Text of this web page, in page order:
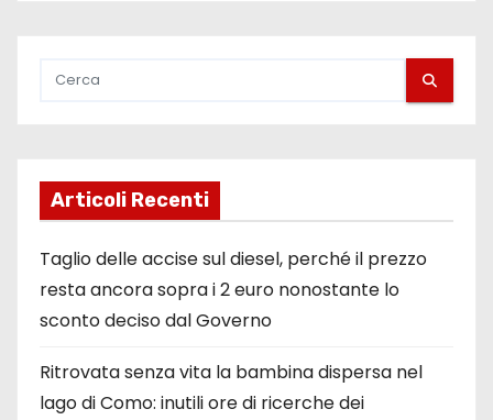
Articoli Recenti
Taglio delle accise sul diesel, perché il prezzo
resta ancora sopra i 2 euro nonostante lo
sconto deciso dal Governo
Ritrovata senza vita la bambina dispersa nel
lago di Como: inutili ore di ricerche dei